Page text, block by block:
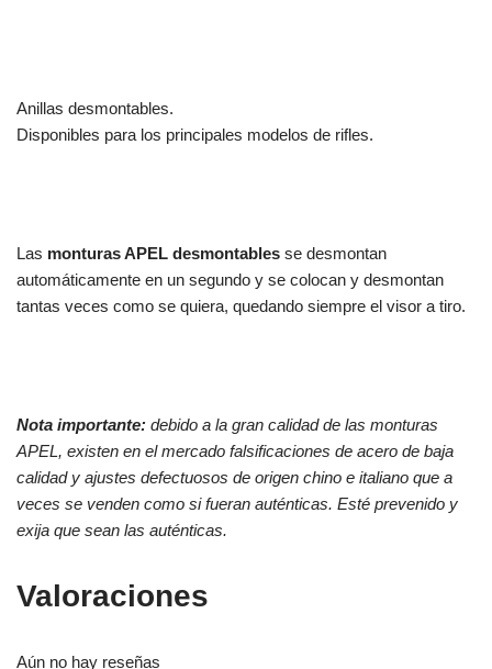
Anillas desmontables.
Disponibles para los principales modelos de rifles.
Las monturas APEL desmontables se desmontan
automáticamente en un segundo y se colocan y desmontan
tantas veces como se quiera, quedando siempre el visor a tiro.
Nota importante: debido a la gran calidad de las monturas
APEL, existen en el mercado falsificaciones de acero de baja
calidad y ajustes defectuosos de origen chino e italiano que a
veces se venden como si fueran auténticas. Esté prevenido y
exija que sean las auténticas.
Valoraciones
Aún no hay reseñas